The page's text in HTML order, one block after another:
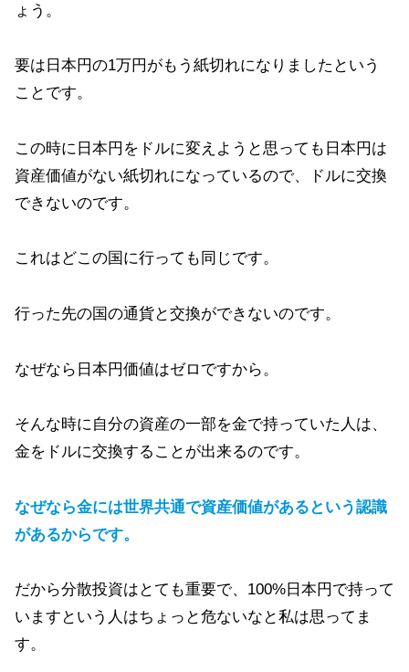
ょう。
要は日本円の1万円がもう紙切れになりましたという
ことです。
この時に日本円をドルに変えようと思っても日本円は
資産価値がない紙切れになっているので、ドルに交換
できないのです。
これはどこの国に行っても同じです。
行った先の国の通貨と交換ができないのです。
なぜなら日本円価値はゼロですから。
そんな時に自分の資産の一部を金で持っていた人は、
金をドルに交換することが出来るのです。
なぜなら金には世界共通で資産価値があるという認識
があるからです。
だから分散投資はとても重要で、100%日本円で持って
いますという人はちょっと危ないなと私は思ってま
す。